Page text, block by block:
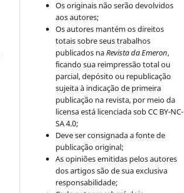
Os originais não serão devolvidos
aos autores;
Os autores mantém os direitos
totais sobre seus trabalhos
publicados naRevista da Emeron,
ficando sua reimpressão total ou
parcial, depósito ou republicação
sujeita à indicação de primeira
publicação na revista, por meio da
licensa está licenciada sob CC BY-NC-
SA 4.0;
Deve ser consignada a fonte de
publicação original;
As opiniões emitidas pelos autores
dos artigos são de sua exclusiva
responsabilidade;